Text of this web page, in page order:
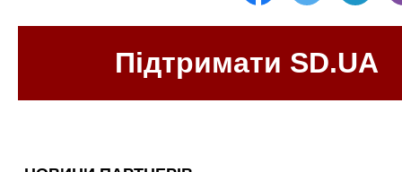
Підтримати SD.UA